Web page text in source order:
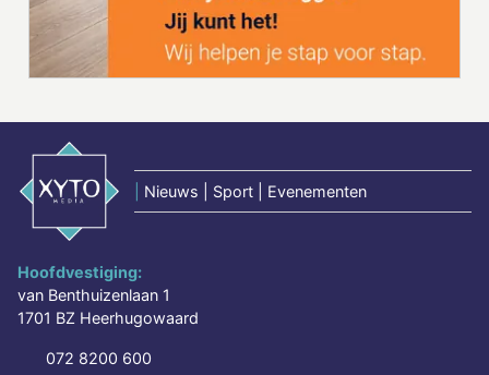
Nieuws | Sport | Evenementen
Hoofdvestiging:
van Benthuizenlaan 1
1701 BZ Heerhugowaard
072 8200 600